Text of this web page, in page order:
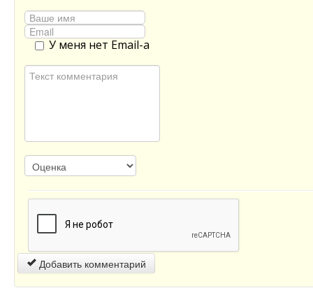
У меня нет Email-а
Добавить комментарий